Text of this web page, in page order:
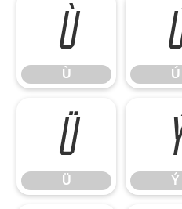
Ù
Ù Ú
Ü
Ü Ý